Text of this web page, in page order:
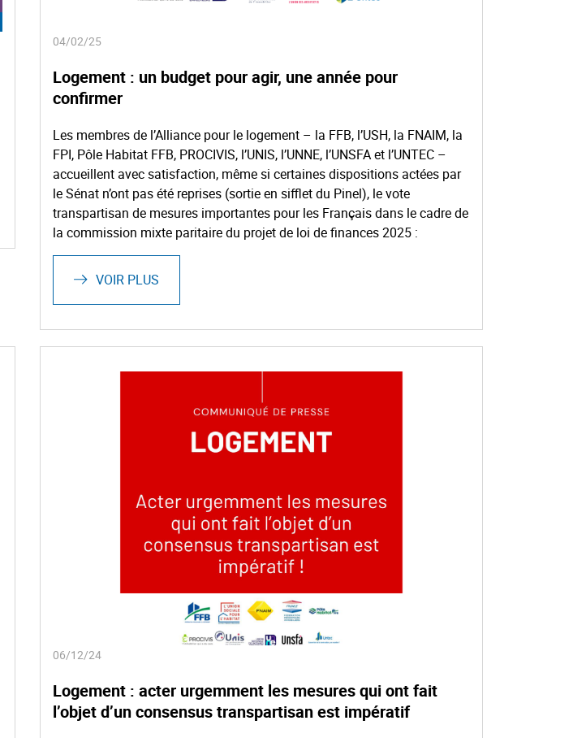
04/02/25
Logement : un budget pour agir, une année pour
confirmer
Les membres de l’Alliance pour le logement – la FFB, l’USH, la FNAIM, la
FPI, Pôle Habitat FFB, PROCIVIS, l’UNIS, l’UNNE, l’UNSFA et l’UNTEC –
accueillent avec satisfaction, même si certaines dispositions actées par
le Sénat n’ont pas été reprises (sortie en sifflet du Pinel), le vote
transpartisan de mesures importantes pour les Français dans le cadre de
la commission mixte paritaire du projet de loi de finances 2025 :
VOIR PLUS
06/12/24
Logement : acter urgemment les mesures qui ont fait
l’objet d’un consensus transpartisan est impératif